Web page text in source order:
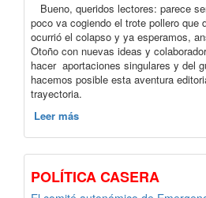
Bueno, queridos lectores: parece
poco va cogiendo el trote pollero que
ocurrió el colapso y ya esperamos,
Otoño con nuevas ideas y
hacer aportaciones singulares y del
hacemos posible esta aventura
trayectoria.
Leer más
POLÍTICA CASERA